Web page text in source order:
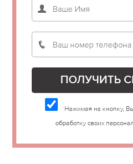
Нажимая на кнопку,
обработку своих